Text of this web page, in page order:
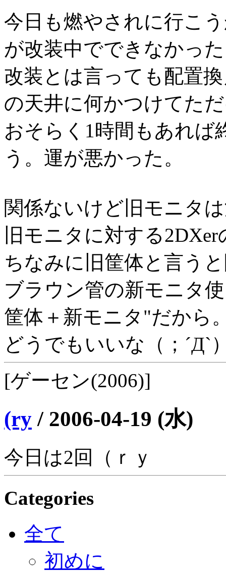
今日も燃やされに行こ
が改装中でできなかっ
改装とは言っても配置
の天井に何かつけてた
おそらく1時間もあれば
う。運が悪かった。
関係ないけど旧モニタ
旧モニタに対する
ちなみに旧筐体と言う
ブラウン管の新モニタ
筐体＋新モニタ"だから
どうでもいいな（；´Д`
[ゲーセン(2006)]
(ry / 2006-04-19 (水)
今日は2回（ｒｙ
Categories
全て
初めに